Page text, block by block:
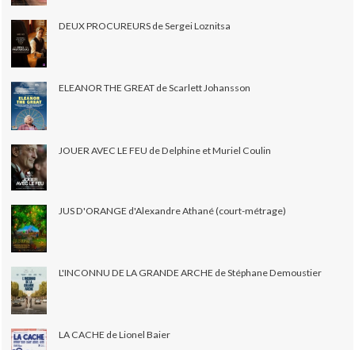
DEUX PROCUREURS de Sergei Loznitsa
ELEANOR THE GREAT de Scarlett Johansson
JOUER AVEC LE FEU de Delphine et Muriel Coulin
JUS D'ORANGE d'Alexandre Athané (court-métrage)
L'INCONNU DE LA GRANDE ARCHE de Stéphane Demoustier
LA CACHE de Lionel Baier